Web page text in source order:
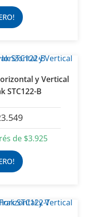
$30.630.
y Vertical
STC122-B
El
precio
actual
$23.549.
de $3.925